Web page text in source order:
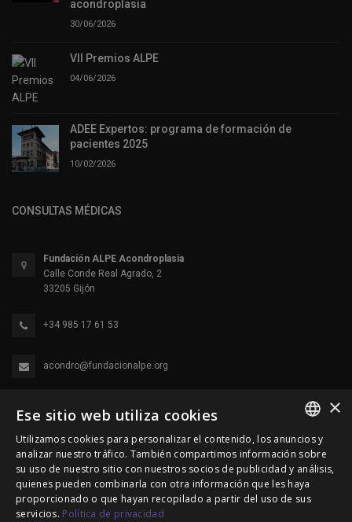
acondroplasia
30/06/2026
VII Premios ALPE
04/06/2026
ADEE Expertos: programa de formación de
pacientes 2025
10/02/2026
CONSULTAS MÉDICAS
Fundación ALPE Acondroplasia
Calle Conde Real Agrado, 2
33205 Gijón
+34 985 17 61 53
acondro@fundacionalpe.org
© 2000-2026 Fundación Alpe Acondroplasia. Reservados
todos los derechos.
SPANISH
ENGLISH
PORTUGUESE
×
Ese sitio web utiliza cookies
Utilizamos cookies para personalizar el contenido, los anuncios y
analizar nuestro tráfico. También compartimos información sobre
su uso de nuestro sitio con nuestros socios de publicidad y análisis,
quienes pueden combinarla con otra información que les haya
proporcionado o que hayan recopilado a partir del uso de sus
servicios. Política de privacidad